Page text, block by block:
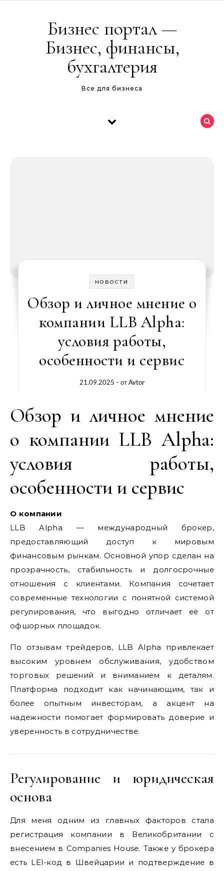
Бизнес портал —
Бизнес, финансы,
бухгалтерия
Все для бизнеса
НОВОСТИ
Обзор и личное мнение о
компании LLB Alpha:
условия работы,
особенности и сервис
21.09.2025 - отAvtor
Обзор и личное мнение
о компании LLB Alpha:
условия работы,
особенности и сервис
О компании
LLB Alpha — международный брокер,
предоставляющий доступ к мировым
финансовым рынкам. Основной упор сделан на
прозрачность, стабильность и долгосрочные
отношения с клиентами. Компания сочетает
современные технологии с понятной системой
регулирования, что выгодно отличает её от
офшорных площадок.
По отзывам трейдеров, LLB Alpha привлекает
высоким уровнем обслуживания, удобством
торговых решений и вниманием к деталям.
Платформа подходит как начинающим, так и
более опытным инвесторам, а акцент на
надежности помогает формировать доверие и
уверенность в сотрудничестве.
Регулирование и юридическая
основа
Для меня одним из главных факторов стала
регистрация компании в Великобритании с
внесением в Companies House. Также у брокера
есть LEI-код в Швейцарии и подтверждение в